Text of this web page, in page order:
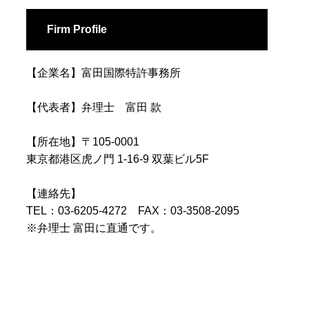
Firm Profile
【企業名】富田国際特許事務所
【代表者】弁理士 富田 款
【所在地】〒105-0001
東京都港区虎ノ門 1-16-9 双葉ビル5F
【連絡先】
TEL：03-6205-4272 FAX：03-3508-2095
※弁理士 富田に直通です。